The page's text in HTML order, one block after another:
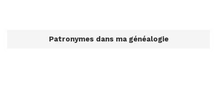
Patronymes dans ma généalogie